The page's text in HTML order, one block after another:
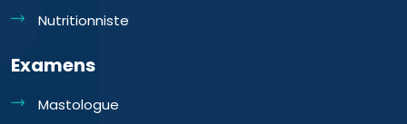
Nutritionniste
Examens
Mastologue